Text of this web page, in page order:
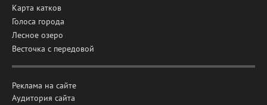
Карта катков
Голоса города
Лесное озеро
Весточка с передовой
Реклама на сайте
Аудитория сайта